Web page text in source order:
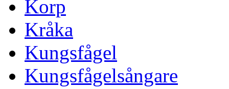
Korp
Kråka
Kungsfågel
Kungsfågelsångare